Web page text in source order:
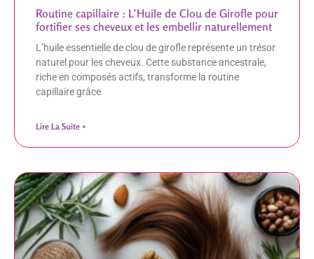
Routine capillaire : L’Huile de Clou de Girofle pour
fortifier ses cheveux et les embellir naturellement
L’huile essentielle de clou de girofle représente un trésor
naturel pour les cheveux. Cette substance ancestrale,
riche en composés actifs, transforme la routine
capillaire grâce
Lire La Suite »